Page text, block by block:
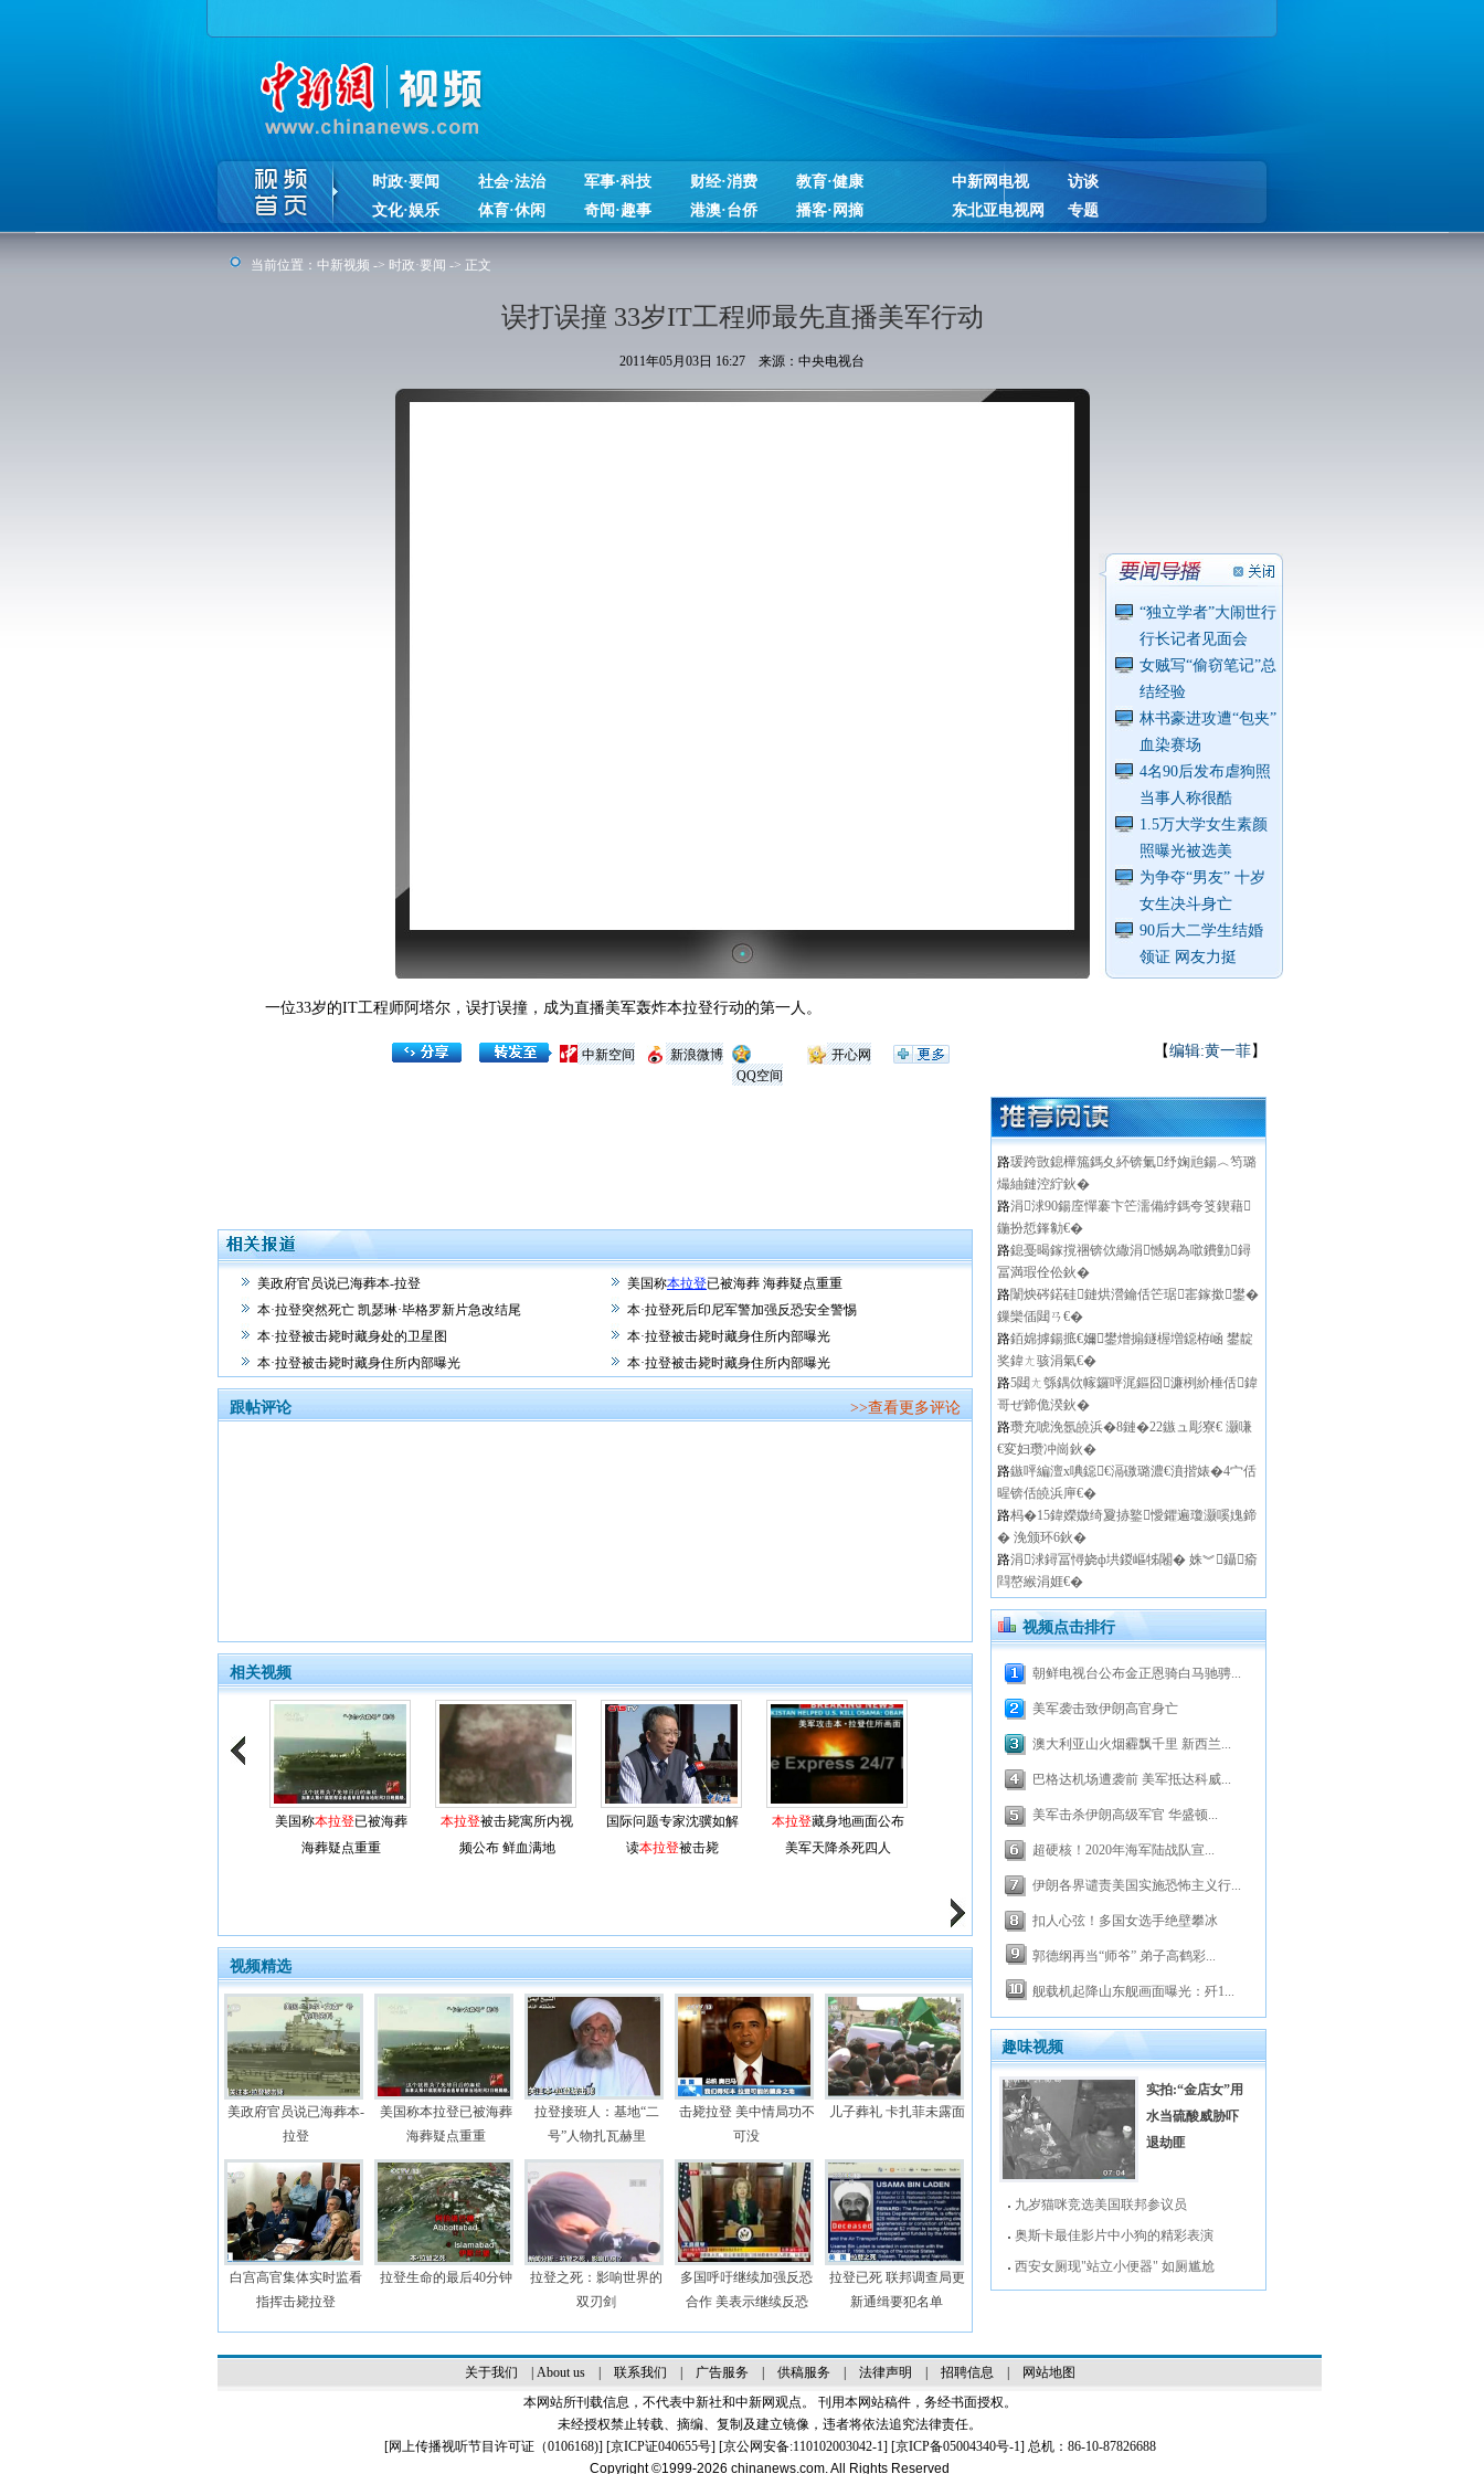
时政·要闻 社会·法治 军事·科技 财经·消费
教育·健康
文化·娱乐
体育·休闲 奇闻·趣事 港澳·台侨 播客·网摘
中新网电视
访谈
东北亚电视网
专题
当前位置： 中新视频 -> 时政·要闻 -> 正文
误打误撞 33岁IT工程师最先直播美军行动
2011年05月03日 16:27 来源：中央电视台
“独立学者”大闹世行
行长记者见面会
女贼写“偷窃笔记”总
结经验
林书豪进攻遭“包夹”
血染赛场
4名90后发布虐狗照
当事人称很酷
1.5万大学女生素颜
照曝光被选美
为争夺“男友” 十岁
女生决斗身亡
90后大二学生结婚
领证 网友力挺
一位33岁的IT工程师阿塔尔，误打误撞，成为直播美军轰炸本拉登行动的第一人。
【编辑:黄一菲】
开心网
QQ空间
新浪微博
中新空间
美政府官员说已海葬本-拉登 美国称本拉登已被海葬 海葬疑点重重
本·拉登突然死亡 凯瑟琳·毕格罗新片急改结尾
本·拉登死后印尼军警加强反恐安全警惕
本·拉登被击毙时藏身处的卫星图
本·拉登被击毙时藏身住所内部曝光
本·拉登被击毙时藏身住所内部曝光
本·拉登被击毙时藏身住所内部曝光
跟帖评论 >>查看更多评论
相关视频
美国称本拉登已被海葬
海葬疑点重重
本拉登被击毙寓所内视
频公布 鲜血满地
国际问题专家沈骥如解
读本拉登被击毙
本拉登藏身地画面公布
美军天降杀死四人
视频精选
美政府官员说已海葬本-
拉登
美国称本拉登已被海葬
海葬疑点重重
拉登接班人：基地“二
号”人物扎瓦赫里
击毙拉登 美中情局功不
可没
儿子葬礼 卡扎菲未露面
白宫高官集体实时监看
指挥击毙拉登
拉登生命的最后40分钟
拉登之死：影响世界的
双刃剑
多国呼吁继续加强反恐
合作 美表示继续反恐
拉登已死 联邦调查局更
新通缉要犯名单
路瑗跨敳鎴樺箷鎷夊紑锛氭纾婅兘鍚︿笉璐
熶紬鏈涳紵鈥�
路涓浗90鍚庢憚褰卞笀濡備綍鎷夸笅鍥藉
鍦扮悊鎽勨€�
路鎴戞暍鎵撹祵锛佽繖涓憾娲為噷鐨勭鐞
冨満瑕佺伀鈥�
路闈炴硶鍩硅鏈烘瀯鑰佸笀琚寚鎵撳鐢�
鏁欒偛閮ㄢ€�
路銆婂摢鍚掋€嬭鐢熷搧鐩楃増鐚栫崡 鐢靛
奖鍏ㄤ骇涓氣€�
路5閮ㄤ綔鍝佽幏鑼呯浘鏂囧濂栵紒棰佸鍏
哥ぜ鍗佹湀鈥�
路瓒充唬浼氬皢浜�8鏈�22鏃ュ彫寮€ 灏嗛
€変妇瓒冲崗鈥�
路鏃呯編澶х唺鐚€滆礉璐濃€濆揩婊�4宀佸
暒锛佸皢浜庘€�
路杩�15鍏嬫媺绮夐捇鐜懓鑺遍瓊灏嗘媿鍗
� 浼颁环6鈥�
路涓浗鐞冨憳娆ф垬鍐嶇牬闂� 姝︾鑷瘉
閰嶅緱涓娾€�
视频点击排行
朝鲜电视台公布金正恩骑白马驰骋...
美军袭击致伊朗高官身亡
澳大利亚山火烟霾飘千里 新西兰...
巴格达机场遭袭前 美军抵达科威...
美军击杀伊朗高级军官 华盛顿...
超硬核！2020年海军陆战队宣...
伊朗各界谴责美国实施恐怖主义行...
扣人心弦！多国女选手绝壁攀冰
郭德纲再当“师爷” 弟子高鹤彩...
舰载机起降山东舰画面曝光：歼1...
趣味视频
实拍:“金店女”用
水当硫酸威胁吓
退劫匪
九岁猫咪竞选美国联邦参议员
奥斯卡最佳影片中小狗的精彩表演
西安女厕现"站立小便器" 如厕尴尬
关于我们 About us| 联系我们 广告服务| 供稿服务| 法律声明 招聘信息
网站地图
本网站所刊载信息，不代表中新社和中新网观点。 刊用本网站稿件，务经书面授权。
未经授权禁止转载、摘编、复制及建立镜像，违者将依法追究法律责任。
[网上传播视听节目许可证（0106168)] [京ICP证040655号] [京公网安备:110102003042-1] [京ICP备05004340号-1] 总机：86-10-87826688
Copyright ©1999-2026 chinanews.com. All Rights Reserved